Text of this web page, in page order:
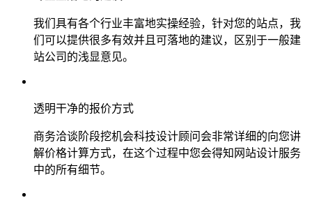
我们具有各个行业丰富地实操经验，针对您的站点，我
们可以提供很多有效并且可落地的建议，区别于一般建
站公司的浅显意见。
透明干净的报价方式
商务洽谈阶段挖机会科技设计顾问会非常详细的向您讲
解价格计算方式，在这个过程中您会得知网站设计服务
中的所有细节。